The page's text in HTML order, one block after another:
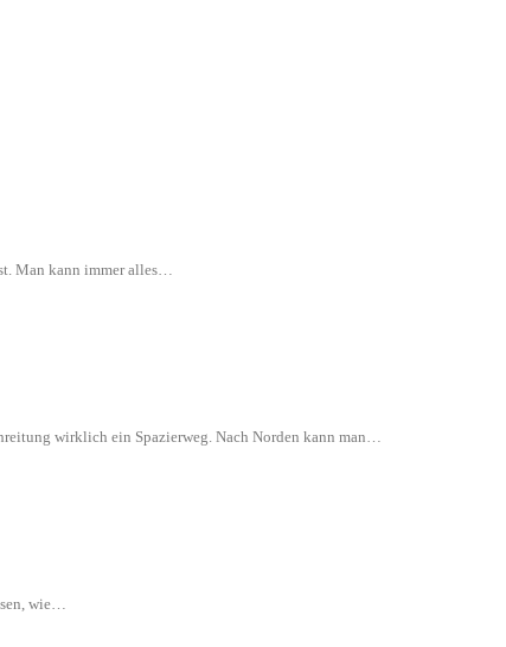
Man kann immer alles…
wirklich ein Spazierweg. Nach Norden kann man…
wie…